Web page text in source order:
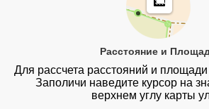
Расстояние и
Для рассчета расстояний и
Заполичи наведите курсор на
верхнем углу карты